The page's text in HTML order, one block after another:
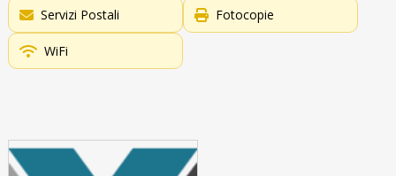
Servizi Postali Fotocopie
WiFi